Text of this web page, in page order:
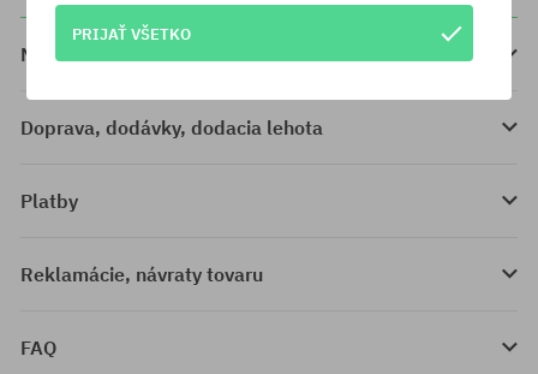
Nákup cez internet? Nie je nič jednoduchšie
Doprava, dodávky, dodacia lehota
Platby
Reklamácie, návraty tovaru
FAQ
PRIJAŤ VŠETKO